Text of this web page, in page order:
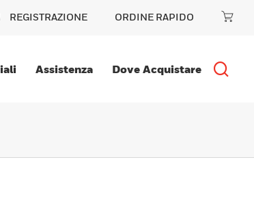
REGISTRAZIONE ORDINE RAPIDO
Assistenza Dove Acquistare